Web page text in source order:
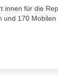
für die
170 Mobilen